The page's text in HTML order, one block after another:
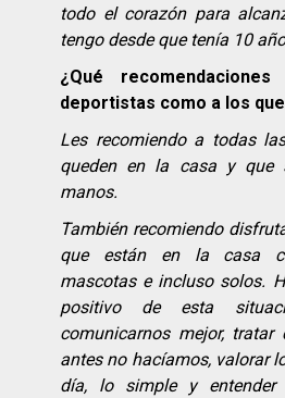
todo el corazón para
tengo desde que tenía 10
¿Qué
deportistas como a los
Les recomiendo a todas
queden en la casa y que
manos.
También recomiendo
que están en la casa
mascotas e incluso solos.
positivo de esta
comunicarnos mejor, tratar
antes no hacíamos, valorar
día, lo simple y